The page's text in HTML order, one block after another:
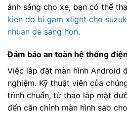
ánh sáng cho xe, bạn có thể
kien do bi gam xlight cho
nhuan de sang hon.
Đảm bảo an toàn hệ thống
Việc lắp đặt màn hình Android
nghiệm. Kỹ thuật viên của
trình chuẩn, từ tháo lắp mặt
đến căn chỉnh màn hình sao